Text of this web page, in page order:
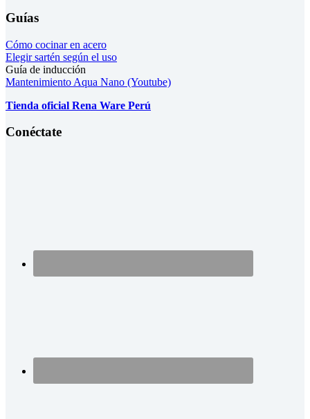
Guías
Cómo cocinar en acero
Elegir sartén según el uso
Guía de inducción
Mantenimiento Aqua Nano (Youtube)
Tienda oficial Rena Ware Perú
Conéctate